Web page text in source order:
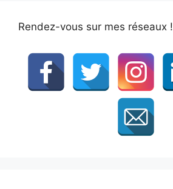
Rendez-vous sur mes réseaux !